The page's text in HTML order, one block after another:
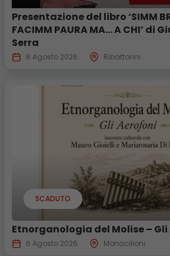
Presentazione del libro ‘SIMM
FACIMM PAURA MA… A CHI’ di
Serra
6 Agosto 2026 Ribattonni
SCADUTO
Etnorganologia del Molise –
6 Agosto 2026 Monacilioni